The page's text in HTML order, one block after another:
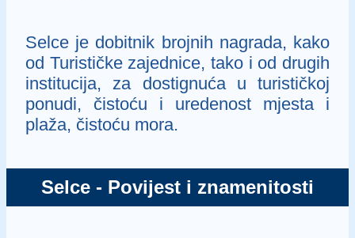
Selce je dobitnik brojnih nagrada, kako
od Turističke zajednice, tako i od drugih
institucija, za dostignuća u turističkoj
ponudi, čistoću i uredenost mjesta i
plaža, čistoću mora.
Selce - Povijest i znamenitosti